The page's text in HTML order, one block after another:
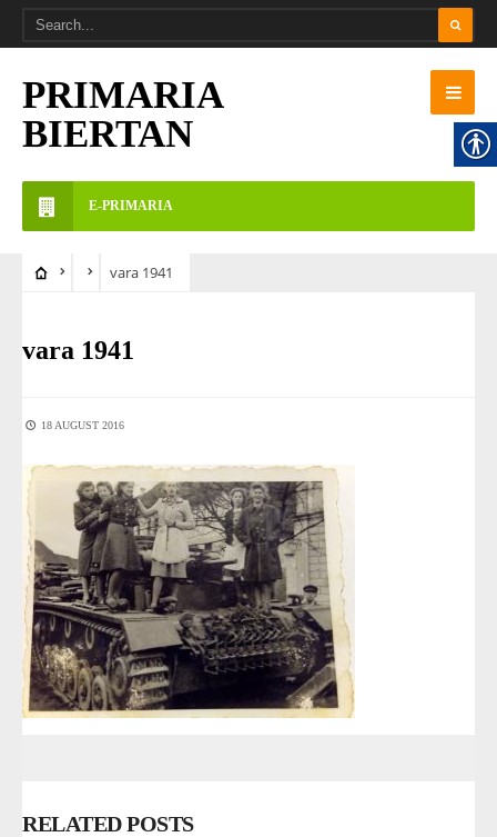
PRIMARIA
BIERTAN
E-PRIMARIA
vara 1941
vara 1941
18 AUGUST 2016
RELATED POSTS